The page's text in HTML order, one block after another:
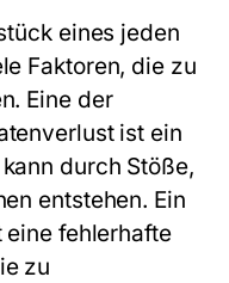
eines jeden
Faktoren, die zu
Eine der
ist ein
durch Stöße,
entstehen. Ein
fehlerhafte
zu